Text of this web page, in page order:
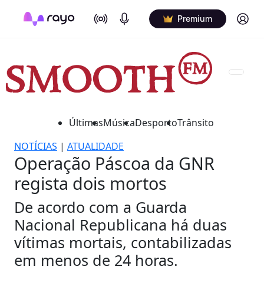
On Air Podcasts Premium Log in
ÚltimasMúsicaDesportoTrânsito
NOTÍCIAS | ATUALIDADE
Operação Páscoa da GNR
regista dois mortos
De acordo com a Guarda
Nacional Republicana há duas
vítimas mortais, contabilizadas
em menos de 24 horas.